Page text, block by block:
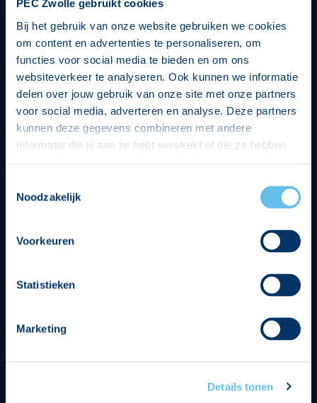
PEC Zwolle gebruikt cookies
Bij het gebruik van onze website gebruiken we cookies
om content en advertenties te personaliseren, om
functies voor social media te bieden en om ons
websiteverkeer te analyseren. Ook kunnen we informatie
delen over jouw gebruik van onze site met onze partners
voor social media, adverteren en analyse. Deze partners
kunnen deze gegevens combineren met andere
informatie die jij aan ze hebt verstrekt of die ze hebben
op een veilige en integere wijze. Je kunt je toestemming
beheren op de privacy- en cookieverklaring pagina.
Noodzakelijk
Voorkeuren
Statistieken
Marketing
Details tonen